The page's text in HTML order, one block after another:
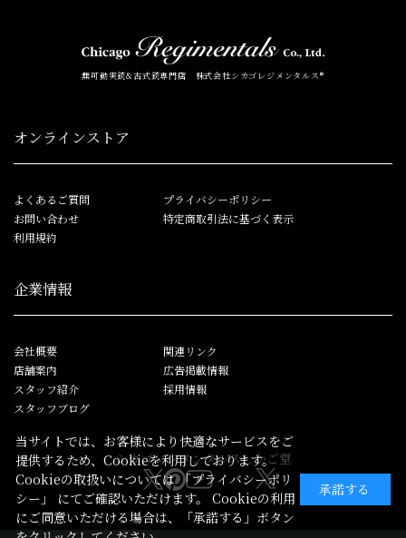
無可動実銃&古式銃専門店 株式会社シカゴレジメンタルス®
オンラインストア
よくあるご質問
お問い合わせ
利用規約
プライバシーポリシー
特定商取引法に基づく表示
企業情報
会社概要
店舗案内
スタッフ紹介
スタッフブログ
関連リンク
広告掲載情報
採用情報
シカゴレジメンタルスしかご堂
当サイトでは、お客様により快適なサービスをご
提供するため、Cookieを利用しております。
Cookieの取扱いについては「プライバシーポリ
シー」
にてご確認いただけます。 Cookieの利用
にご同意いただける場合は、「承諾する」ボタン
承諾する